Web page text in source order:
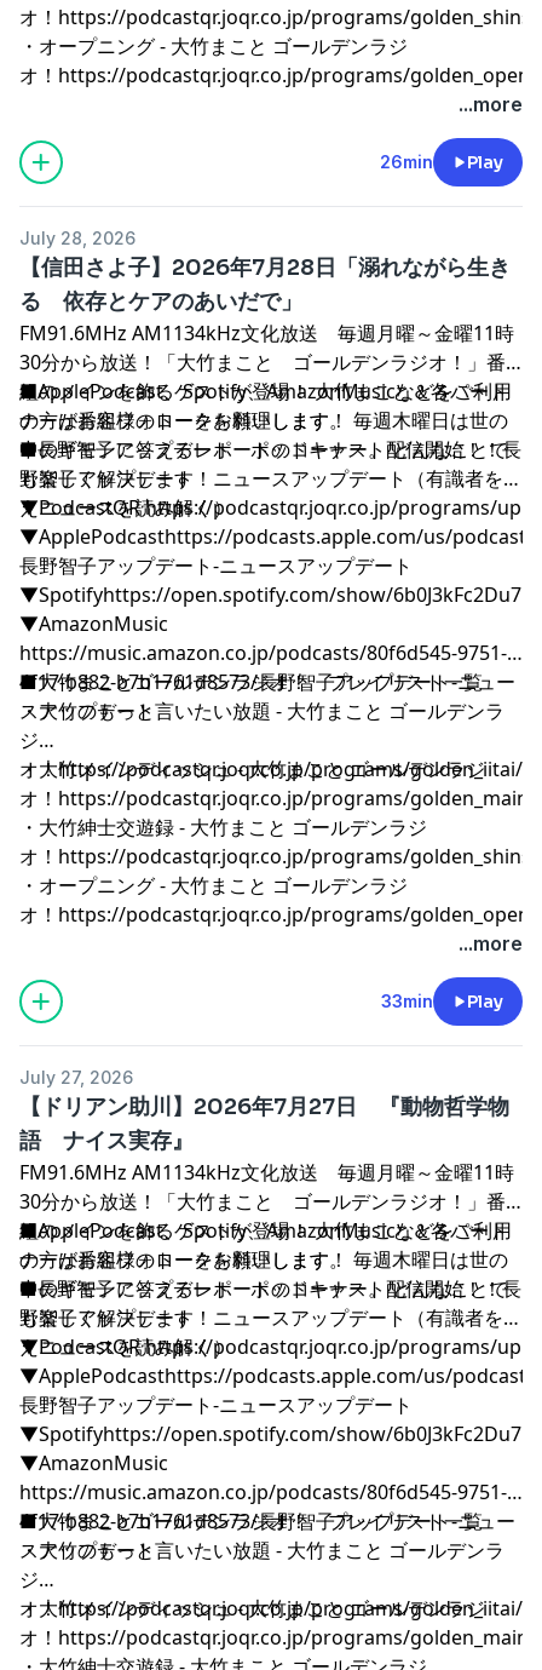
オ！ ⁠⁠⁠⁠⁠⁠⁠⁠⁠⁠⁠⁠⁠⁠⁠⁠⁠⁠⁠⁠⁠⁠⁠⁠⁠⁠⁠⁠⁠⁠⁠⁠⁠⁠⁠⁠⁠⁠⁠⁠⁠⁠⁠⁠⁠⁠⁠⁠⁠⁠⁠⁠⁠⁠⁠⁠⁠⁠⁠⁠⁠⁠⁠⁠⁠⁠⁠⁠⁠⁠⁠⁠⁠⁠⁠⁠⁠⁠⁠⁠⁠⁠⁠⁠⁠⁠⁠⁠⁠⁠⁠⁠⁠⁠⁠⁠⁠⁠⁠⁠⁠⁠⁠⁠⁠⁠⁠⁠⁠⁠⁠⁠⁠⁠⁠⁠⁠⁠⁠⁠⁠⁠⁠⁠⁠⁠⁠⁠⁠⁠⁠⁠⁠⁠⁠⁠⁠⁠⁠⁠⁠⁠⁠⁠⁠⁠⁠⁠⁠⁠⁠⁠⁠⁠https://podcastqr.joqr.co.jp/programs/
・オープニング - 大竹まこと ゴールデンラジ
オ！ ⁠⁠⁠⁠⁠⁠⁠⁠⁠⁠⁠⁠⁠⁠⁠⁠⁠⁠⁠⁠⁠⁠⁠⁠⁠⁠⁠⁠⁠⁠⁠⁠⁠⁠⁠⁠⁠⁠⁠⁠⁠⁠⁠⁠⁠⁠⁠⁠⁠⁠⁠⁠⁠⁠⁠⁠⁠⁠⁠⁠⁠⁠⁠⁠⁠⁠⁠⁠⁠⁠⁠⁠⁠⁠⁠⁠⁠⁠⁠⁠⁠⁠⁠⁠⁠⁠⁠⁠⁠⁠⁠⁠⁠⁠⁠⁠⁠⁠⁠⁠⁠⁠⁠⁠⁠⁠⁠⁠⁠⁠⁠⁠⁠⁠⁠⁠⁠⁠⁠⁠⁠⁠⁠⁠⁠⁠⁠⁠⁠⁠⁠⁠⁠⁠⁠⁠⁠⁠⁠⁠⁠⁠⁠⁠⁠⁠⁠⁠⁠⁠⁠⁠⁠⁠https://podcastqr.joqr.co.jp/programs/
...more
26min Play
July 28, 2026
【信田さよ子】2026年7月28日「溺れながら生き
る 依存とケアのあいだで」
FM91.6MHz AM1134kHz文化放送 毎週月曜～金曜11時
30分から放送！「大竹まこと ゴールデンラジオ！」番
組のメインを飾るゲストが登場！ 大竹まこと＆各パート
ナーがお客様のトークを料理します。 毎週木曜日は世の
中のギモンに答えるレポートのコーナー。 どんなことで
も楽しく解決します！
■ApplePodcast、Spotify、AmazonMusicなどをご利用
の方は番組フォローをお願いします！
■長野智子アップデート ポッドキャスト配信開始！！長
野智子アップデート ニュースアップデート（有識者を迎
えニュースを読み解く）
▼PodcastQR⁠⁠⁠⁠⁠⁠⁠⁠⁠⁠⁠⁠⁠⁠⁠⁠⁠⁠⁠⁠⁠⁠⁠⁠⁠⁠⁠⁠⁠⁠⁠⁠⁠⁠⁠⁠⁠⁠⁠⁠⁠⁠⁠⁠⁠⁠⁠⁠⁠⁠⁠⁠⁠⁠⁠⁠⁠⁠⁠⁠⁠⁠⁠⁠⁠⁠⁠⁠⁠⁠⁠⁠⁠⁠⁠⁠⁠⁠⁠⁠⁠⁠⁠⁠⁠⁠⁠⁠⁠⁠⁠⁠⁠⁠⁠⁠⁠⁠⁠⁠⁠⁠⁠⁠⁠⁠⁠⁠⁠⁠⁠⁠⁠⁠⁠⁠⁠⁠⁠⁠⁠⁠⁠⁠⁠⁠⁠⁠⁠⁠⁠⁠⁠⁠⁠⁠⁠⁠⁠⁠⁠⁠⁠⁠⁠⁠⁠⁠⁠⁠⁠⁠⁠https://podcastqr.joqr.co.jp/programs/up⁠⁠⁠⁠⁠⁠⁠⁠⁠⁠⁠⁠⁠⁠⁠⁠⁠⁠⁠⁠⁠⁠⁠⁠⁠⁠⁠⁠⁠⁠⁠⁠⁠⁠⁠⁠⁠⁠⁠⁠⁠⁠⁠⁠⁠⁠⁠⁠⁠⁠⁠⁠⁠⁠⁠⁠⁠⁠⁠⁠⁠⁠⁠⁠⁠⁠⁠⁠⁠⁠⁠⁠⁠⁠⁠⁠⁠⁠⁠⁠⁠⁠⁠⁠⁠⁠⁠⁠⁠⁠⁠⁠⁠⁠⁠⁠⁠⁠⁠⁠⁠⁠⁠⁠⁠⁠⁠⁠⁠⁠⁠⁠⁠⁠⁠⁠⁠⁠⁠⁠⁠⁠⁠⁠⁠⁠⁠⁠⁠⁠⁠⁠⁠⁠⁠⁠⁠⁠⁠⁠⁠⁠⁠⁠⁠⁠⁠⁠⁠⁠⁠⁠⁠
▼ApplePodcast⁠⁠⁠⁠⁠⁠⁠⁠⁠⁠⁠⁠⁠⁠⁠⁠⁠⁠⁠⁠⁠⁠⁠⁠⁠⁠⁠⁠⁠⁠⁠⁠⁠⁠⁠⁠⁠⁠⁠⁠⁠⁠⁠⁠⁠⁠⁠⁠⁠⁠⁠⁠⁠⁠⁠⁠⁠⁠⁠⁠⁠⁠⁠⁠⁠⁠⁠⁠⁠⁠⁠⁠⁠⁠⁠⁠⁠⁠⁠⁠⁠⁠⁠⁠⁠⁠⁠⁠⁠⁠⁠⁠⁠⁠⁠⁠⁠⁠⁠⁠⁠⁠⁠⁠⁠⁠⁠⁠⁠⁠⁠⁠⁠⁠⁠⁠⁠⁠⁠⁠⁠⁠⁠⁠⁠⁠⁠⁠⁠⁠⁠⁠⁠⁠⁠⁠⁠⁠⁠⁠⁠⁠⁠⁠⁠⁠⁠⁠⁠⁠⁠⁠⁠https://podcasts.apple.com/us/podcast/
長野智子アップデート-ニュースアップデート⁠⁠⁠⁠⁠⁠⁠⁠⁠⁠⁠⁠⁠⁠⁠⁠⁠⁠⁠⁠⁠⁠⁠⁠⁠⁠⁠⁠⁠⁠⁠⁠⁠⁠⁠⁠⁠⁠⁠⁠⁠⁠⁠⁠⁠⁠⁠⁠⁠⁠⁠⁠⁠⁠⁠⁠⁠⁠⁠⁠⁠⁠⁠⁠⁠⁠⁠⁠⁠⁠⁠⁠⁠⁠⁠⁠⁠⁠⁠⁠⁠⁠⁠⁠⁠⁠⁠⁠⁠⁠⁠⁠⁠⁠⁠⁠⁠⁠⁠⁠⁠⁠⁠⁠⁠⁠⁠⁠⁠⁠⁠⁠⁠⁠⁠⁠⁠⁠⁠⁠⁠⁠⁠⁠⁠⁠⁠⁠⁠⁠⁠⁠⁠⁠⁠⁠⁠⁠⁠⁠⁠⁠⁠⁠⁠⁠⁠⁠⁠⁠⁠⁠⁠
▼Spotify⁠⁠⁠⁠⁠⁠⁠⁠⁠⁠⁠⁠⁠⁠⁠⁠⁠⁠⁠⁠⁠⁠⁠⁠⁠⁠⁠⁠⁠⁠⁠⁠⁠⁠⁠⁠⁠⁠⁠⁠⁠⁠⁠⁠⁠⁠⁠⁠⁠⁠⁠⁠⁠⁠⁠⁠⁠⁠⁠⁠⁠⁠⁠⁠⁠⁠⁠⁠⁠⁠⁠⁠⁠⁠⁠⁠⁠⁠⁠⁠⁠⁠⁠⁠⁠⁠⁠⁠⁠⁠⁠⁠⁠⁠⁠⁠⁠⁠⁠⁠⁠⁠⁠⁠⁠⁠⁠⁠⁠⁠⁠⁠⁠⁠⁠⁠⁠⁠⁠⁠⁠⁠⁠⁠⁠⁠⁠⁠⁠⁠⁠⁠⁠⁠⁠⁠⁠⁠⁠⁠⁠⁠⁠⁠⁠⁠⁠⁠⁠⁠⁠⁠⁠https://open.spotify.com/show/
▼AmazonMusic
⁠⁠⁠⁠⁠⁠⁠⁠⁠⁠⁠⁠⁠⁠⁠⁠⁠⁠⁠⁠⁠⁠⁠⁠⁠⁠⁠⁠⁠⁠⁠⁠⁠⁠⁠⁠⁠⁠⁠⁠⁠⁠⁠⁠⁠⁠⁠⁠⁠⁠⁠⁠⁠⁠⁠⁠⁠⁠⁠⁠⁠⁠⁠⁠⁠⁠⁠⁠⁠⁠⁠⁠⁠⁠⁠⁠⁠⁠⁠⁠⁠⁠⁠⁠⁠⁠⁠⁠⁠⁠⁠⁠⁠⁠⁠⁠⁠⁠⁠⁠⁠⁠⁠⁠⁠⁠⁠⁠⁠⁠⁠⁠⁠⁠⁠⁠⁠⁠⁠⁠⁠⁠⁠⁠⁠⁠⁠⁠⁠⁠⁠⁠⁠⁠⁠⁠⁠⁠⁠⁠⁠⁠⁠⁠⁠⁠⁠⁠⁠⁠⁠⁠⁠https://music.amazon.co.jp/podcasts/80f6d545-9751-
4f17-b882-b7b1761d8573/長野智子アップデート-ニュー
スアップデート⁠⁠⁠⁠⁠⁠⁠⁠⁠⁠⁠⁠⁠⁠⁠⁠⁠⁠⁠⁠⁠⁠⁠⁠⁠⁠⁠⁠⁠⁠⁠⁠⁠⁠⁠⁠⁠⁠⁠⁠⁠⁠⁠⁠⁠⁠⁠⁠⁠⁠⁠⁠⁠⁠⁠⁠⁠⁠⁠⁠⁠⁠⁠⁠⁠⁠⁠⁠⁠⁠⁠⁠⁠⁠⁠⁠⁠⁠⁠⁠⁠⁠⁠⁠⁠⁠⁠⁠⁠⁠⁠⁠⁠⁠⁠⁠⁠⁠⁠⁠⁠⁠⁠⁠⁠⁠⁠⁠⁠⁠⁠⁠⁠⁠⁠⁠⁠⁠⁠⁠⁠⁠⁠⁠⁠⁠⁠⁠⁠⁠⁠⁠⁠⁠⁠⁠⁠⁠⁠⁠⁠⁠⁠⁠⁠⁠⁠⁠⁠⁠⁠⁠⁠
■大竹まことゴールデンラジオ！ プレイリスト一覧
・大竹のもっと言いたい放題 - 大竹まこと ゴールデンラ
ジ
オ！⁠⁠⁠⁠⁠⁠⁠⁠⁠⁠⁠⁠⁠⁠⁠⁠⁠⁠⁠⁠⁠⁠⁠⁠⁠⁠⁠⁠⁠⁠⁠⁠⁠⁠⁠⁠⁠⁠⁠⁠⁠⁠⁠⁠⁠⁠⁠⁠⁠⁠⁠⁠⁠⁠⁠⁠⁠⁠⁠⁠⁠⁠⁠⁠⁠⁠⁠⁠⁠⁠⁠⁠⁠⁠⁠⁠⁠⁠⁠⁠⁠⁠⁠⁠⁠⁠⁠⁠⁠⁠⁠⁠⁠⁠⁠⁠⁠⁠⁠⁠⁠⁠⁠⁠⁠⁠⁠⁠⁠⁠⁠⁠⁠⁠⁠⁠⁠⁠⁠⁠⁠⁠⁠⁠⁠⁠⁠⁠⁠⁠⁠⁠⁠⁠⁠⁠⁠⁠⁠⁠⁠⁠⁠⁠⁠⁠⁠⁠⁠⁠⁠⁠⁠https://podcastqr.joqr.co.jp/programs/golden_iitai/⁠⁠⁠⁠⁠⁠⁠⁠⁠⁠⁠⁠⁠⁠⁠⁠⁠⁠⁠⁠⁠⁠⁠⁠⁠⁠⁠⁠⁠⁠⁠⁠⁠⁠⁠⁠⁠⁠⁠⁠⁠⁠⁠⁠⁠⁠⁠⁠⁠⁠⁠⁠⁠⁠⁠⁠⁠⁠⁠⁠⁠⁠⁠⁠⁠⁠⁠⁠⁠⁠⁠⁠⁠⁠⁠⁠⁠⁠⁠⁠⁠⁠⁠⁠⁠⁠⁠⁠⁠⁠⁠⁠⁠⁠⁠⁠⁠⁠⁠⁠⁠⁠⁠⁠⁠⁠⁠⁠⁠⁠⁠⁠⁠⁠⁠⁠⁠⁠⁠⁠⁠⁠⁠⁠⁠⁠⁠⁠⁠⁠⁠⁠⁠⁠⁠⁠⁠⁠⁠⁠⁠⁠⁠⁠⁠⁠⁠⁠⁠⁠⁠⁠⁠
・大竹メインディッシュ - 大竹まこと ゴールデンラジ
オ！ ⁠⁠⁠⁠⁠⁠⁠⁠⁠⁠⁠⁠⁠⁠⁠⁠⁠⁠⁠⁠⁠⁠⁠⁠⁠⁠⁠⁠⁠⁠⁠⁠⁠⁠⁠⁠⁠⁠⁠⁠⁠⁠⁠⁠⁠⁠⁠⁠⁠⁠⁠⁠⁠⁠⁠⁠⁠⁠⁠⁠⁠⁠⁠⁠⁠⁠⁠⁠⁠⁠⁠⁠⁠⁠⁠⁠⁠⁠⁠⁠⁠⁠⁠⁠⁠⁠⁠⁠⁠⁠⁠⁠⁠⁠⁠⁠⁠⁠⁠⁠⁠⁠⁠⁠⁠⁠⁠⁠⁠⁠⁠⁠⁠⁠⁠⁠⁠⁠⁠⁠⁠⁠⁠⁠⁠⁠⁠⁠⁠⁠⁠⁠⁠⁠⁠⁠⁠⁠⁠⁠⁠⁠⁠⁠⁠⁠⁠⁠⁠⁠⁠⁠⁠https://podcastqr.joqr.co.jp/programs/golden_main⁠⁠⁠⁠⁠⁠⁠⁠⁠⁠⁠⁠⁠⁠⁠⁠⁠⁠⁠⁠⁠⁠⁠⁠⁠⁠⁠⁠⁠⁠⁠⁠⁠⁠⁠⁠⁠⁠⁠⁠⁠⁠⁠⁠⁠⁠⁠⁠⁠⁠⁠⁠⁠⁠⁠⁠⁠⁠⁠⁠⁠⁠⁠⁠⁠⁠⁠⁠⁠⁠⁠⁠⁠⁠⁠⁠⁠⁠⁠⁠⁠⁠⁠⁠⁠⁠⁠⁠⁠⁠⁠⁠⁠⁠⁠⁠⁠⁠⁠⁠⁠⁠⁠⁠⁠⁠⁠⁠⁠⁠⁠⁠⁠⁠⁠⁠⁠⁠⁠⁠⁠⁠⁠⁠⁠⁠⁠⁠⁠⁠⁠⁠⁠⁠⁠⁠⁠⁠⁠⁠⁠⁠⁠⁠⁠⁠⁠⁠⁠⁠⁠⁠⁠
・大竹紳士交遊録 - 大竹まこと ゴールデンラジ
オ！ ⁠⁠⁠⁠⁠⁠⁠⁠⁠⁠⁠⁠⁠⁠⁠⁠⁠⁠⁠⁠⁠⁠⁠⁠⁠⁠⁠⁠⁠⁠⁠⁠⁠⁠⁠⁠⁠⁠⁠⁠⁠⁠⁠⁠⁠⁠⁠⁠⁠⁠⁠⁠⁠⁠⁠⁠⁠⁠⁠⁠⁠⁠⁠⁠⁠⁠⁠⁠⁠⁠⁠⁠⁠⁠⁠⁠⁠⁠⁠⁠⁠⁠⁠⁠⁠⁠⁠⁠⁠⁠⁠⁠⁠⁠⁠⁠⁠⁠⁠⁠⁠⁠⁠⁠⁠⁠⁠⁠⁠⁠⁠⁠⁠⁠⁠⁠⁠⁠⁠⁠⁠⁠⁠⁠⁠⁠⁠⁠⁠⁠⁠⁠⁠⁠⁠⁠⁠⁠⁠⁠⁠⁠⁠⁠⁠⁠⁠⁠⁠⁠⁠⁠⁠https://podcastqr.joqr.co.jp/programs/
・オープニング - 大竹まこと ゴールデンラジ
オ！ ⁠⁠⁠⁠⁠⁠⁠⁠⁠⁠⁠⁠⁠⁠⁠⁠⁠⁠⁠⁠⁠⁠⁠⁠⁠⁠⁠⁠⁠⁠⁠⁠⁠⁠⁠⁠⁠⁠⁠⁠⁠⁠⁠⁠⁠⁠⁠⁠⁠⁠⁠⁠⁠⁠⁠⁠⁠⁠⁠⁠⁠⁠⁠⁠⁠⁠⁠⁠⁠⁠⁠⁠⁠⁠⁠⁠⁠⁠⁠⁠⁠⁠⁠⁠⁠⁠⁠⁠⁠⁠⁠⁠⁠⁠⁠⁠⁠⁠⁠⁠⁠⁠⁠⁠⁠⁠⁠⁠⁠⁠⁠⁠⁠⁠⁠⁠⁠⁠⁠⁠⁠⁠⁠⁠⁠⁠⁠⁠⁠⁠⁠⁠⁠⁠⁠⁠⁠⁠⁠⁠⁠⁠⁠⁠⁠⁠⁠⁠⁠⁠⁠⁠⁠https://podcastqr.joqr.co.jp/programs/
...more
33min Play
July 27, 2026
【ドリアン助川】2026年7月27日 『動物哲学物
語 ナイス実存』
FM91.6MHz AM1134kHz文化放送 毎週月曜～金曜11時
30分から放送！「大竹まこと ゴールデンラジオ！」番
組のメインを飾るゲストが登場！ 大竹まこと＆各パート
ナーがお客様のトークを料理します。 毎週木曜日は世の
中のギモンに答えるレポートのコーナー。 どんなことで
も楽しく解決します！
■ApplePodcast、Spotify、AmazonMusicなどをご利用
の方は番組フォローをお願いします！
■長野智子アップデート ポッドキャスト配信開始！！長
野智子アップデート ニュースアップデート（有識者を迎
えニュースを読み解く）
▼PodcastQR⁠⁠⁠⁠⁠⁠⁠⁠⁠⁠⁠⁠⁠⁠⁠⁠⁠⁠⁠⁠⁠⁠⁠⁠⁠⁠⁠⁠⁠⁠⁠⁠⁠⁠⁠⁠⁠⁠⁠⁠⁠⁠⁠⁠⁠⁠⁠⁠⁠⁠⁠⁠⁠⁠⁠⁠⁠⁠⁠⁠⁠⁠⁠⁠⁠⁠⁠⁠⁠⁠⁠⁠⁠⁠⁠⁠⁠⁠⁠⁠⁠⁠⁠⁠⁠⁠⁠⁠⁠⁠⁠⁠⁠⁠⁠⁠⁠⁠⁠⁠⁠⁠⁠⁠⁠⁠⁠⁠⁠⁠⁠⁠⁠⁠⁠⁠⁠⁠⁠⁠⁠⁠⁠⁠⁠⁠⁠⁠⁠⁠⁠⁠⁠⁠⁠⁠⁠⁠⁠⁠⁠⁠⁠⁠⁠⁠⁠⁠⁠⁠⁠⁠https://podcastqr.joqr.co.jp/programs/up⁠⁠⁠⁠⁠⁠⁠⁠⁠⁠⁠⁠⁠⁠⁠⁠⁠⁠⁠⁠⁠⁠⁠⁠⁠⁠⁠⁠⁠⁠⁠⁠⁠⁠⁠⁠⁠⁠⁠⁠⁠⁠⁠⁠⁠⁠⁠⁠⁠⁠⁠⁠⁠⁠⁠⁠⁠⁠⁠⁠⁠⁠⁠⁠⁠⁠⁠⁠⁠⁠⁠⁠⁠⁠⁠⁠⁠⁠⁠⁠⁠⁠⁠⁠⁠⁠⁠⁠⁠⁠⁠⁠⁠⁠⁠⁠⁠⁠⁠⁠⁠⁠⁠⁠⁠⁠⁠⁠⁠⁠⁠⁠⁠⁠⁠⁠⁠⁠⁠⁠⁠⁠⁠⁠⁠⁠⁠⁠⁠⁠⁠⁠⁠⁠⁠⁠⁠⁠⁠⁠⁠⁠⁠⁠⁠⁠⁠⁠⁠⁠⁠⁠
▼ApplePodcast⁠⁠⁠⁠⁠⁠⁠⁠⁠⁠⁠⁠⁠⁠⁠⁠⁠⁠⁠⁠⁠⁠⁠⁠⁠⁠⁠⁠⁠⁠⁠⁠⁠⁠⁠⁠⁠⁠⁠⁠⁠⁠⁠⁠⁠⁠⁠⁠⁠⁠⁠⁠⁠⁠⁠⁠⁠⁠⁠⁠⁠⁠⁠⁠⁠⁠⁠⁠⁠⁠⁠⁠⁠⁠⁠⁠⁠⁠⁠⁠⁠⁠⁠⁠⁠⁠⁠⁠⁠⁠⁠⁠⁠⁠⁠⁠⁠⁠⁠⁠⁠⁠⁠⁠⁠⁠⁠⁠⁠⁠⁠⁠⁠⁠⁠⁠⁠⁠⁠⁠⁠⁠⁠⁠⁠⁠⁠⁠⁠⁠⁠⁠⁠⁠⁠⁠⁠⁠⁠⁠⁠⁠⁠⁠⁠⁠⁠⁠⁠⁠⁠⁠https://podcasts.apple.com/us/podcast/
長野智子アップデート-ニュースアップデート⁠⁠⁠⁠⁠⁠⁠⁠⁠⁠⁠⁠⁠⁠⁠⁠⁠⁠⁠⁠⁠⁠⁠⁠⁠⁠⁠⁠⁠⁠⁠⁠⁠⁠⁠⁠⁠⁠⁠⁠⁠⁠⁠⁠⁠⁠⁠⁠⁠⁠⁠⁠⁠⁠⁠⁠⁠⁠⁠⁠⁠⁠⁠⁠⁠⁠⁠⁠⁠⁠⁠⁠⁠⁠⁠⁠⁠⁠⁠⁠⁠⁠⁠⁠⁠⁠⁠⁠⁠⁠⁠⁠⁠⁠⁠⁠⁠⁠⁠⁠⁠⁠⁠⁠⁠⁠⁠⁠⁠⁠⁠⁠⁠⁠⁠⁠⁠⁠⁠⁠⁠⁠⁠⁠⁠⁠⁠⁠⁠⁠⁠⁠⁠⁠⁠⁠⁠⁠⁠⁠⁠⁠⁠⁠⁠⁠⁠⁠⁠⁠⁠⁠
▼Spotify⁠⁠⁠⁠⁠⁠⁠⁠⁠⁠⁠⁠⁠⁠⁠⁠⁠⁠⁠⁠⁠⁠⁠⁠⁠⁠⁠⁠⁠⁠⁠⁠⁠⁠⁠⁠⁠⁠⁠⁠⁠⁠⁠⁠⁠⁠⁠⁠⁠⁠⁠⁠⁠⁠⁠⁠⁠⁠⁠⁠⁠⁠⁠⁠⁠⁠⁠⁠⁠⁠⁠⁠⁠⁠⁠⁠⁠⁠⁠⁠⁠⁠⁠⁠⁠⁠⁠⁠⁠⁠⁠⁠⁠⁠⁠⁠⁠⁠⁠⁠⁠⁠⁠⁠⁠⁠⁠⁠⁠⁠⁠⁠⁠⁠⁠⁠⁠⁠⁠⁠⁠⁠⁠⁠⁠⁠⁠⁠⁠⁠⁠⁠⁠⁠⁠⁠⁠⁠⁠⁠⁠⁠⁠⁠⁠⁠⁠⁠⁠⁠⁠⁠https://open.spotify.com/show/
▼AmazonMusic
⁠⁠⁠⁠⁠⁠⁠⁠⁠⁠⁠⁠⁠⁠⁠⁠⁠⁠⁠⁠⁠⁠⁠⁠⁠⁠⁠⁠⁠⁠⁠⁠⁠⁠⁠⁠⁠⁠⁠⁠⁠⁠⁠⁠⁠⁠⁠⁠⁠⁠⁠⁠⁠⁠⁠⁠⁠⁠⁠⁠⁠⁠⁠⁠⁠⁠⁠⁠⁠⁠⁠⁠⁠⁠⁠⁠⁠⁠⁠⁠⁠⁠⁠⁠⁠⁠⁠⁠⁠⁠⁠⁠⁠⁠⁠⁠⁠⁠⁠⁠⁠⁠⁠⁠⁠⁠⁠⁠⁠⁠⁠⁠⁠⁠⁠⁠⁠⁠⁠⁠⁠⁠⁠⁠⁠⁠⁠⁠⁠⁠⁠⁠⁠⁠⁠⁠⁠⁠⁠⁠⁠⁠⁠⁠⁠⁠⁠⁠⁠⁠⁠⁠https://music.amazon.co.jp/podcasts/80f6d545-9751-
4f17-b882-b7b1761d8573/長野智子アップデート-ニュー
スアップデート⁠⁠⁠⁠⁠⁠⁠⁠⁠⁠⁠⁠⁠⁠⁠⁠⁠⁠⁠⁠⁠⁠⁠⁠⁠⁠⁠⁠⁠⁠⁠⁠⁠⁠⁠⁠⁠⁠⁠⁠⁠⁠⁠⁠⁠⁠⁠⁠⁠⁠⁠⁠⁠⁠⁠⁠⁠⁠⁠⁠⁠⁠⁠⁠⁠⁠⁠⁠⁠⁠⁠⁠⁠⁠⁠⁠⁠⁠⁠⁠⁠⁠⁠⁠⁠⁠⁠⁠⁠⁠⁠⁠⁠⁠⁠⁠⁠⁠⁠⁠⁠⁠⁠⁠⁠⁠⁠⁠⁠⁠⁠⁠⁠⁠⁠⁠⁠⁠⁠⁠⁠⁠⁠⁠⁠⁠⁠⁠⁠⁠⁠⁠⁠⁠⁠⁠⁠⁠⁠⁠⁠⁠⁠⁠⁠⁠⁠⁠⁠⁠⁠⁠
■大竹まことゴールデンラジオ！ プレイリスト一覧
・大竹のもっと言いたい放題 - 大竹まこと ゴールデンラ
ジ
オ！⁠⁠⁠⁠⁠⁠⁠⁠⁠⁠⁠⁠⁠⁠⁠⁠⁠⁠⁠⁠⁠⁠⁠⁠⁠⁠⁠⁠⁠⁠⁠⁠⁠⁠⁠⁠⁠⁠⁠⁠⁠⁠⁠⁠⁠⁠⁠⁠⁠⁠⁠⁠⁠⁠⁠⁠⁠⁠⁠⁠⁠⁠⁠⁠⁠⁠⁠⁠⁠⁠⁠⁠⁠⁠⁠⁠⁠⁠⁠⁠⁠⁠⁠⁠⁠⁠⁠⁠⁠⁠⁠⁠⁠⁠⁠⁠⁠⁠⁠⁠⁠⁠⁠⁠⁠⁠⁠⁠⁠⁠⁠⁠⁠⁠⁠⁠⁠⁠⁠⁠⁠⁠⁠⁠⁠⁠⁠⁠⁠⁠⁠⁠⁠⁠⁠⁠⁠⁠⁠⁠⁠⁠⁠⁠⁠⁠⁠⁠⁠⁠⁠⁠https://podcastqr.joqr.co.jp/programs/golden_iitai/⁠⁠⁠⁠⁠⁠⁠⁠⁠⁠⁠⁠⁠⁠⁠⁠⁠⁠⁠⁠⁠⁠⁠⁠⁠⁠⁠⁠⁠⁠⁠⁠⁠⁠⁠⁠⁠⁠⁠⁠⁠⁠⁠⁠⁠⁠⁠⁠⁠⁠⁠⁠⁠⁠⁠⁠⁠⁠⁠⁠⁠⁠⁠⁠⁠⁠⁠⁠⁠⁠⁠⁠⁠⁠⁠⁠⁠⁠⁠⁠⁠⁠⁠⁠⁠⁠⁠⁠⁠⁠⁠⁠⁠⁠⁠⁠⁠⁠⁠⁠⁠⁠⁠⁠⁠⁠⁠⁠⁠⁠⁠⁠⁠⁠⁠⁠⁠⁠⁠⁠⁠⁠⁠⁠⁠⁠⁠⁠⁠⁠⁠⁠⁠⁠⁠⁠⁠⁠⁠⁠⁠⁠⁠⁠⁠⁠⁠⁠⁠⁠⁠⁠
・大竹メインディッシュ - 大竹まこと ゴールデンラジ
オ！ ⁠⁠⁠⁠⁠⁠⁠⁠⁠⁠⁠⁠⁠⁠⁠⁠⁠⁠⁠⁠⁠⁠⁠⁠⁠⁠⁠⁠⁠⁠⁠⁠⁠⁠⁠⁠⁠⁠⁠⁠⁠⁠⁠⁠⁠⁠⁠⁠⁠⁠⁠⁠⁠⁠⁠⁠⁠⁠⁠⁠⁠⁠⁠⁠⁠⁠⁠⁠⁠⁠⁠⁠⁠⁠⁠⁠⁠⁠⁠⁠⁠⁠⁠⁠⁠⁠⁠⁠⁠⁠⁠⁠⁠⁠⁠⁠⁠⁠⁠⁠⁠⁠⁠⁠⁠⁠⁠⁠⁠⁠⁠⁠⁠⁠⁠⁠⁠⁠⁠⁠⁠⁠⁠⁠⁠⁠⁠⁠⁠⁠⁠⁠⁠⁠⁠⁠⁠⁠⁠⁠⁠⁠⁠⁠⁠⁠⁠⁠⁠⁠⁠⁠https://podcastqr.joqr.co.jp/programs/golden_main⁠⁠⁠⁠⁠⁠⁠⁠⁠⁠⁠⁠⁠⁠⁠⁠⁠⁠⁠⁠⁠⁠⁠⁠⁠⁠⁠⁠⁠⁠⁠⁠⁠⁠⁠⁠⁠⁠⁠⁠⁠⁠⁠⁠⁠⁠⁠⁠⁠⁠⁠⁠⁠⁠⁠⁠⁠⁠⁠⁠⁠⁠⁠⁠⁠⁠⁠⁠⁠⁠⁠⁠⁠⁠⁠⁠⁠⁠⁠⁠⁠⁠⁠⁠⁠⁠⁠⁠⁠⁠⁠⁠⁠⁠⁠⁠⁠⁠⁠⁠⁠⁠⁠⁠⁠⁠⁠⁠⁠⁠⁠⁠⁠⁠⁠⁠⁠⁠⁠⁠⁠⁠⁠⁠⁠⁠⁠⁠⁠⁠⁠⁠⁠⁠⁠⁠⁠⁠⁠⁠⁠⁠⁠⁠⁠⁠⁠⁠⁠⁠⁠⁠